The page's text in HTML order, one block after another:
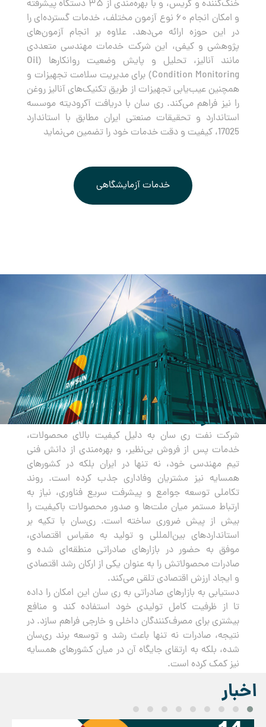
خنک‌کننده و گریس، و با بهره‌مندی از ۳۵ دستگاه پیشرفته
و امکان انجام ۶۰ نوع آزمون مختلف، خدمات گسترده‌ای را
در این حوزه ارائه می‌دهد. علاوه بر انجام آزمون‌های
پژوهشی و کیفی، این شرکت خدمات مهندسی متعددی
مانند آنالیز، تحلیل و پایش وضعیت روانکارها (Oil
Condition Monitoring) برای مدیریت سلامت تجهیزات و
همچنین عیب‌یابی تجهیزات از طریق تکنیک‌های آنالیز روغن
را نیز فراهم می‌کند. ری سان با دریافت آکرودیته موسسه
استاندارد و تحقیقات صنعتی ایران مطابق با استاندارد
17025، کیفیت و دقت خدمات خود را تضمین می‌نماید
خدمات آزمایشگاهی
صادرات
شرکت نفت ری سان به دلیل کیفیت بالای محصولات،
خدمات پس از فروش بی‌نظیر، و بهره‌مندی از دانش فنی
تیم مهندسی خود، نه تنها در ایران بلکه در کشورهای
همسایه نیز مشتریان وفاداری جذب کرده است. روند
تکاملی توسعه جوامع و پیشرفت سریع فناوری، نیاز به
ارتباط مستمر میان ملت‌ها و صدور محصولات باکیفیت را
بیش از پیش ضروری ساخته است. ری‌سان با تکیه بر
استانداردهای بین‌المللی و تولید به مقیاس اقتصادی،
موفق به حضور در بازارهای صادراتی منطقه‌ای شده و
صادرات محصولاتش را به عنوان یکی از ارکان رشد اقتصادی
و ایجاد ارزش اقتصادی تلقی می‌کند.
دستیابی به بازارهای صادراتی به ری سان این امکان را داده
تا از ظرفیت کامل تولیدی خود استفاده کند و منافع
بیشتری برای مصرف‌کنندگان داخلی و خارجی فراهم سازد. در
نتیجه، صادرات نه تنها باعث رشد و توسعه برند ری‌سان
شده، بلکه به ارتقای جایگاه آن در میان کشورهای همسایه
نیز کمک کرده است.
اخبار